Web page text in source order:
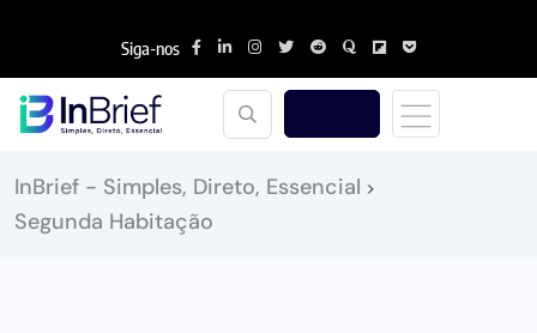
Siga-nos
InBrief - Simples, Direto, Essencial >
Segunda Habitação